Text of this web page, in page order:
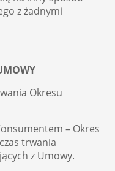
z żadnymi
Okresu
– Okres
trwania
z Umowy.